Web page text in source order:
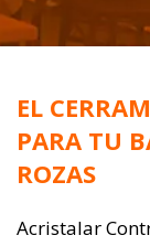
EL
PARA TU
ROZAS
Acristalar